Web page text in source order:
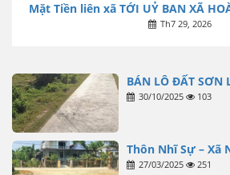
Mặt Tiền liên xã TỚI UỶ BAN XÃ
Th7 29, 2026
BÁN LÔ ĐẤT SƠN
30/10/2025 103
Thôn Nhĩ Sự – Xã
27/03/2025 251